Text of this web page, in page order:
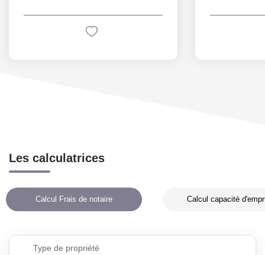
Les calculatrices
Calcul Frais de notaire Calcul capacité